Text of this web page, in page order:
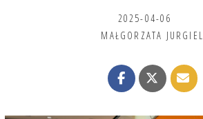
2025-04-06
MAŁGORZATA JURGIEL